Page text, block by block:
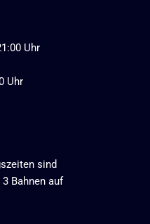
Uhr
Uhr
sind
Bahnen auf